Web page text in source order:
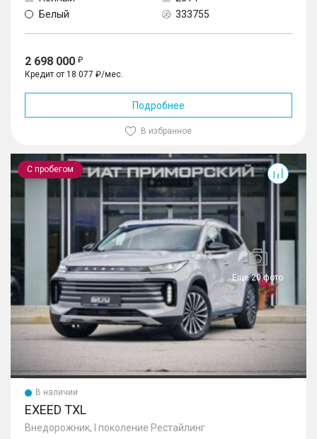
Белый
333755
2 698 000
Кредит от 18 077 ₽/мес.
Подробнее
В избранное
С пробегом
Еще 20 фото
TXL
В наличии
EXEED TXL
Внедорожник, I поколение Рестайлинг